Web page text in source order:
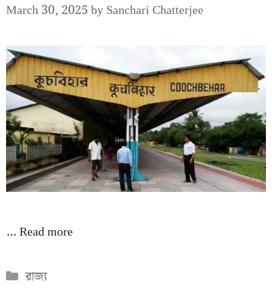
March 30, 2025bySanchari Chatterjee
…Read more
Categories
রাজ্য